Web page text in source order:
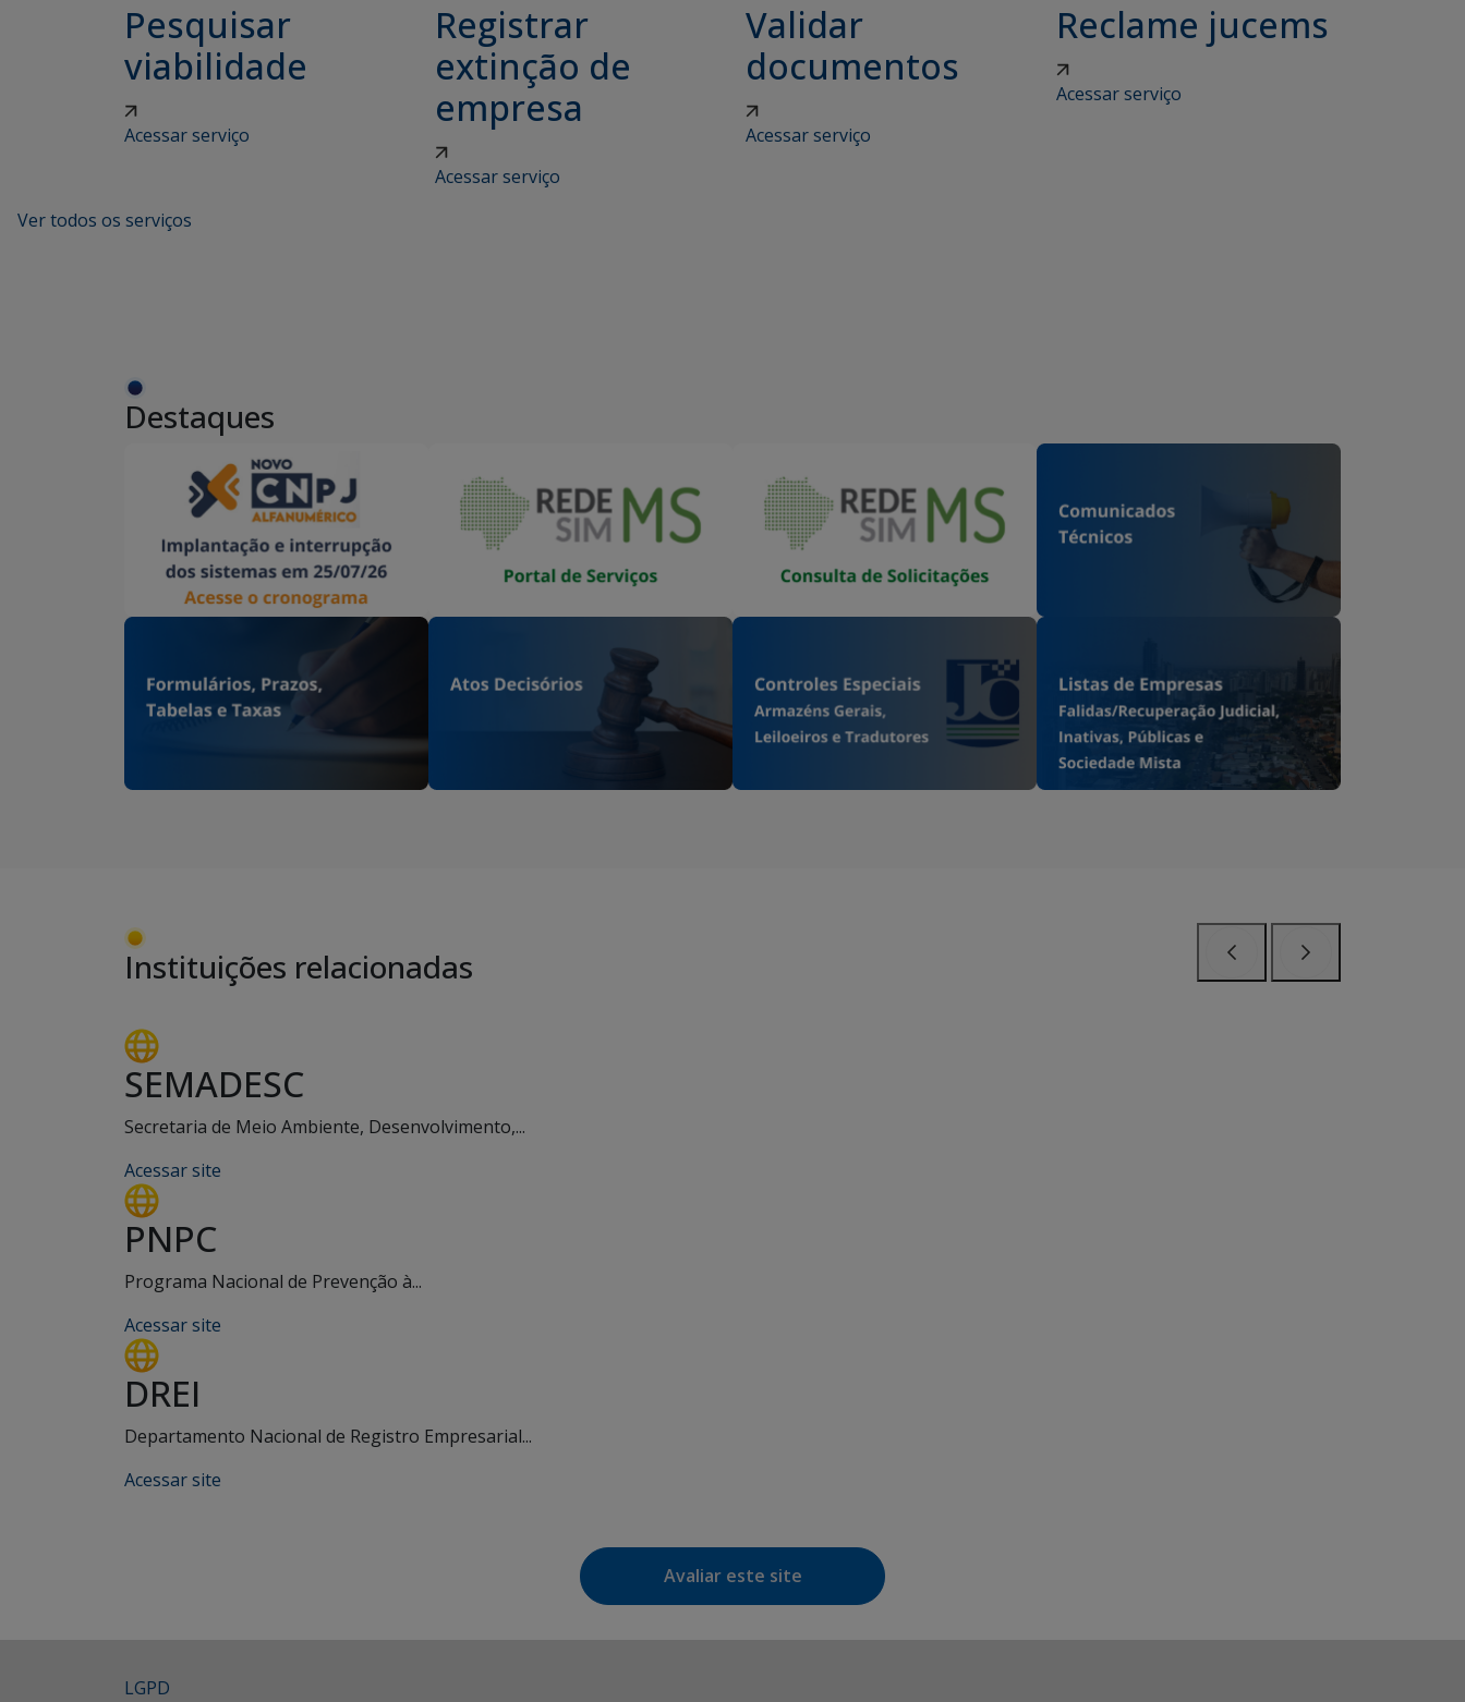
Pesquisar
viabilidade
Acessar serviço
Registrar
extinção de
empresa
Acessar serviço
Validar
documentos
Acessar serviço
Reclame jucems
Acessar serviço
Ver todos os serviços
Destaques
Instituições relacionadas
SEMADESC
Secretaria de Meio Ambiente, Desenvolvimento,...
Acessar site
PNPC
Programa Nacional de Prevenção à...
Acessar site
DREI
Departamento Nacional de Registro Empresarial...
Acessar site
Avaliar este site
LGPD